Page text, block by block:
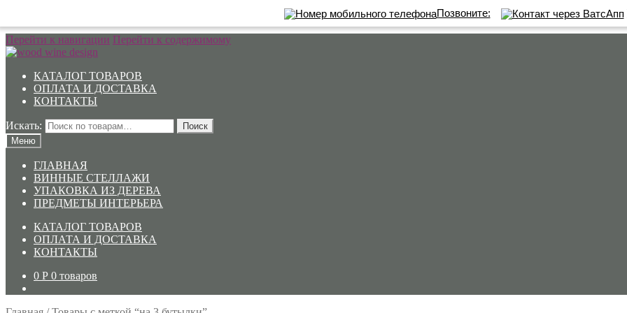
Позвоните:
Перейти к навигации Перейти к содержимому
КАТАЛОГ ТОВАРОВ
ОПЛАТА И ДОСТАВКА
КОНТАКТЫ
Искать:
Поиск
Меню
ГЛАВНАЯ
ВИННЫЕ СТЕЛЛАЖИ
УПАКОВКА ИЗ ДЕРЕВА
ПРЕДМЕТЫ ИНТЕРЬЕРА
КАТАЛОГ ТОВАРОВ
ОПЛАТА И ДОСТАВКА
КОНТАКТЫ
0 Р 0 товаров